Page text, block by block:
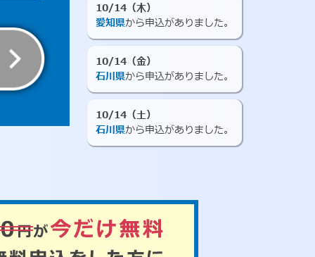
10/14（木）
愛知県から申込がありました。
10/14（金）
石川県から申込がありました。
10/14（土）
石川県から申込がありました。